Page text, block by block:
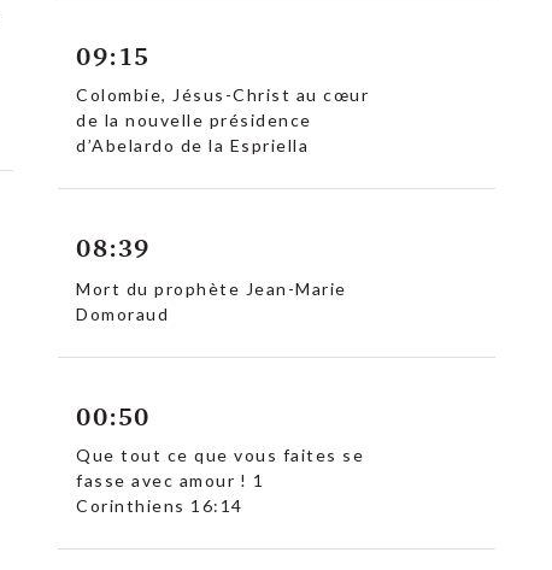
09:15
Colombie, Jésus-Christ au cœur
de la nouvelle présidence
d’Abelardo de la Espriella
08:39
Mort du prophète Jean-Marie
Domoraud
00:50
Que tout ce que vous faites se
fasse avec amour ! 1
Corinthiens 16:14